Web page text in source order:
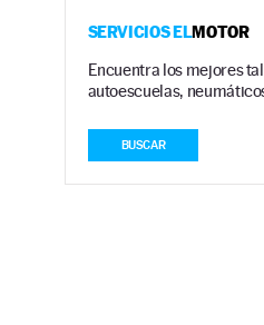
SERVICIOS ELMOTOR
Encuentra los mejores
autoescuelas,
BUSCAR